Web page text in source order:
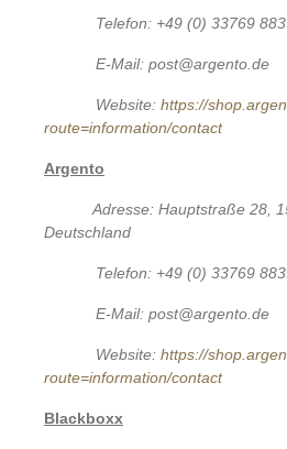
Telefon: +49 (0) 33769
E-Mail: post@argento.de
Website:https://
route=information/contact
Argento
Adresse: Hauptstraße 28,
Deutschland
Telefon: +49 (0) 33769
E-Mail: post@argento.de
Website:https://
route=information/contact
Blackboxx